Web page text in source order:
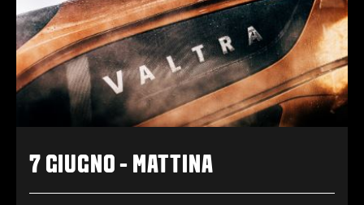
7 GIUGNO - MATTINA